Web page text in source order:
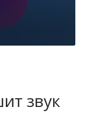
звук